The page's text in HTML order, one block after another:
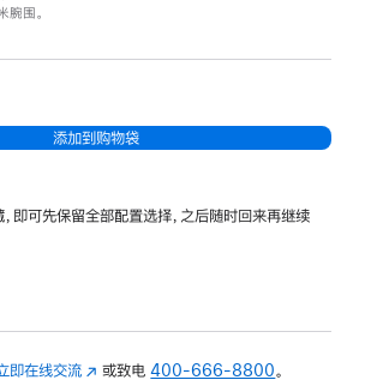
围。
添加到购物袋
即可先保留全部配置选择，之后随时回来再继续
即在线交流 (在 或致电400-666-8800 。